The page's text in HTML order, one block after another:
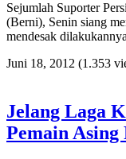
Sejumlah Suporter
(Berni), Senin siang
mendesak
Juni 18, 2012 (1.353
Jelang Laga
Pemain Asing